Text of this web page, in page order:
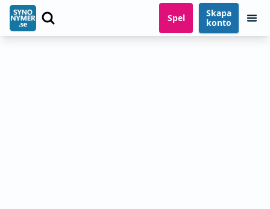
Spel
Skapa
konto